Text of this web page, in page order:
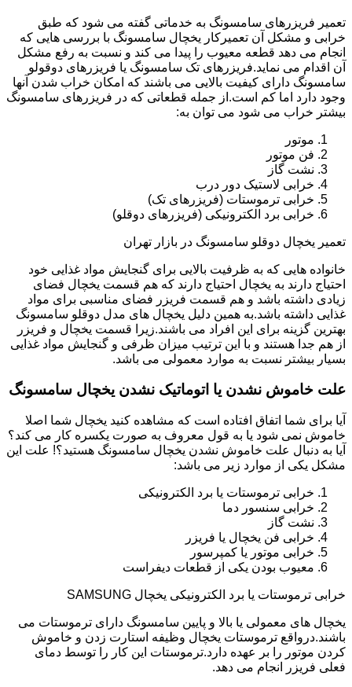
تعمیر فریزرهای سامسونگ به خدماتی گفته می شود که طبق
خرابی و مشکل آن تعمیرکار یخچال سامسونگ با بررسی هایی که
انجام می دهد قطعه معیوب را پیدا می کند و نسبت به رفع مشکل
آن اقدام می نماید.فریزرهای تک سامسونگ یا فریزرهای دوقولو
سامسونگ دارای کیفیت بالایی می باشند که امکان خراب شدن آنها
وجود دارد اما کم است.از جمله قطعاتی که در فریزرهای سامسونگ
بیشتر خراب می شود می توان به:
موتور
فن موتور
نشت گاز
خرابی لاستیک دور درب
خرابی ترموستات (فریزرهای تک)
خرابی برد الکترونیکی (فریزرهای دوقلو)
تعمیر یخچال دوقلو سامسونگ در بازار تهران
خانواده هایی که به ظرفیت بالایی برای گنجایش مواد غذایی خود
احتیاج دارند به یخچال احتیاج دارند که هم قسمت یخچال فضای
زیادی داشته باشد و هم قسمت فریزر فضای مناسبی برای مواد
غذایی داشته باشد.به همین دلیل یخچال های مدل دوقلو سامسونگ
بهترین گزینه برای این افراد می باشند.زیرا قسمت یخچال و فریزر
از هم جدا هستند و با این ترتیب میزان ظرفی و گنجایش مواد غذایی
بسیار بیشتر نسبت به موارد معمولی می باشد.
علت خاموش نشدن یا اتوماتیک نشدن یخچال سامسونگ
آیا برای شما اتفاق افتاده است که مشاهده کنید یخچال شما اصلا
خاموش نمی شود یا به قول معروف به صورت یکسره کار می کند؟
آیا به دنبال علت خاموش نشدن یخچال سامسونگ هستید؟! علت این
مشکل یکی از موارد زیر می باشد:
خرابی ترموستات یا برد الکترونیکی
خرابی سنسور دما
نشت گاز
خرابی فن یخچال یا فریزر
خرابی موتور یا کمپرسور
معیوب بودن یکی از قطعات دیفراست
خرابی ترموستات یا برد الکترونیکی یخچال SAMSUNG
یخچال های معمولی یا بالا و پایین سامسونگ دارای ترموستات می
باشند.درواقع ترموستات یخچال وظیفه استارت زدن و خاموش
کردن موتور را بر عهده دارد.ترموستات این کار را توسط دمای
فعلی فریزر انجام می دهد.